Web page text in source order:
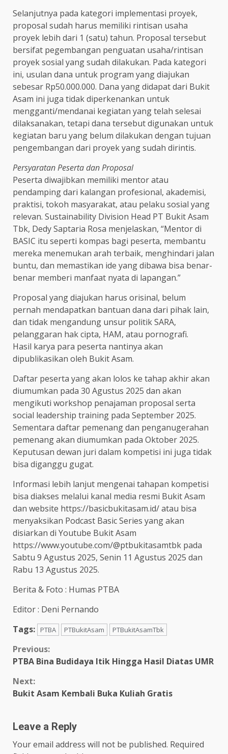
Selanjutnya pada kategori implementasi proyek,
proposal sudah harus memiliki rintisan usaha
proyek lebih dari 1 (satu) tahun. Proposal tersebut
bersifat pegembangan penguatan usaha/rintisan
proyek sosial yang sudah dilakukan. Pada kategori
ini, usulan dana untuk program yang diajukan
sebesar Rp50.000.000. Dana yang didapat dari Bukit
Asam ini juga tidak diperkenankan untuk
mengganti/mendanai kegiatan yang telah selesai
dilaksanakan, tetapi dana tersebut digunakan untuk
kegiatan baru yang belum dilakukan dengan tujuan
pengembangan dari proyek yang sudah dirintis.
Persyaratan Peserta dan Proposal
Peserta diwajibkan memiliki mentor atau
pendamping dari kalangan profesional, akademisi,
praktisi, tokoh masyarakat, atau pelaku sosial yang
relevan. Sustainability Division Head PT Bukit Asam
Tbk, Dedy Saptaria Rosa menjelaskan, “Mentor di
BASIC itu seperti kompas bagi peserta, membantu
mereka menemukan arah terbaik, menghindari jalan
buntu, dan memastikan ide yang dibawa bisa benar-
benar memberi manfaat nyata di lapangan.”
Proposal yang diajukan harus orisinal, belum
pernah mendapatkan bantuan dana dari pihak lain,
dan tidak mengandung unsur politik SARA,
pelanggaran hak cipta, HAM, atau pornografi.
Hasil karya para peserta nantinya akan
dipublikasikan oleh Bukit Asam.
Daftar peserta yang akan lolos ke tahap akhir akan
diumumkan pada 30 Agustus 2025 dan akan
mengikuti workshop penajaman proposal serta
social leadership training pada September 2025.
Sementara daftar pemenang dan penganugerahan
pemenang akan diumumkan pada Oktober 2025.
Keputusan dewan juri dalam kompetisi ini juga tidak
bisa diganggu gugat.
Informasi lebih lanjut mengenai tahapan kompetisi
bisa diakses melalui kanal media resmi Bukit Asam
dan website https://basicbukitasam.id/ atau bisa
menyaksikan Podcast Basic Series yang akan
disiarkan di Youtube Bukit Asam
https://www.youtube.com/@ptbukitasamtbk pada
Sabtu 9 Agustus 2025, Senin 11 Agustus 2025 dan
Rabu 13 Agustus 2025.
Berita & Foto : Humas PTBA
Editor : Deni Pernando
Tags:
PTBA PTBukitAsam PTBukitAsamTbk
Continue
Previous:
PTBA Bina Budidaya Itik Hingga Hasil Diatas UMR
Next:
Bukit Asam Kembali Buka Kuliah Gratis
Leave a Reply
Your email address will not be published. Required